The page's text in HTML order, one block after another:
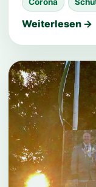
Weiterlesen →